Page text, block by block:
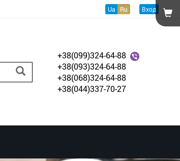
Ua Ru Вход
+38(099)324-64-88
+38(093)324-64-88
+38(068)324-64-88
+38(044)337-70-27